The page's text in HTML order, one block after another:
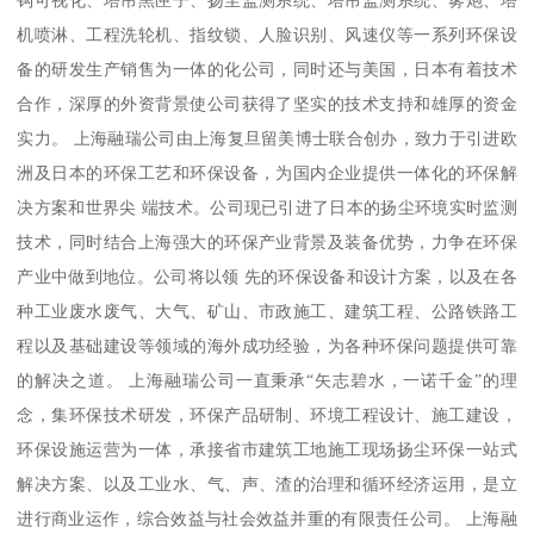
机喷淋、工程洗轮机、指纹锁、人脸识别、风速仪等一系列环保设
备的研发生产销售为一体的化公司，同时还与美国，日本有着技术
合作，深厚的外资背景使公司获得了坚实的技术支持和雄厚的资金
实力。 上海融瑞公司由上海复旦留美博士联合创办，致力于引进欧
洲及日本的环保工艺和环保设备，为国内企业提供一体化的环保解
决方案和世界尖 端技术。公司现已引进了日本的扬尘环境实时监测
技术，同时结合上海强大的环保产业背景及装备优势，力争在环保
产业中做到地位。公司将以领 先的环保设备和设计方案，以及在各
种工业废水废气、大气、矿山、市政施工、建筑工程、公路铁路工
程以及基础建设等领域的海外成功经验，为各种环保问题提供可靠
的解决之道。 上海融瑞公司一直秉承“矢志碧水，一诺千金”的理
念，集环保技术研发，环保产品研制、环境工程设计、施工建设，
环保设施运营为一体，承接省市建筑工地施工现场扬尘环保一站式
解决方案、以及工业水、气、声、渣的治理和循环经济运用，是立
进行商业运作，综合效益与社会效益并重的有限责任公司。 上海融